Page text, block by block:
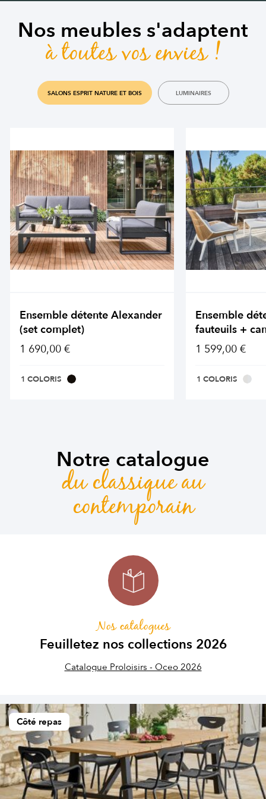
Nos meubles s'adaptent
à toutes vos envies !
SALONS ESPRIT NATURE ET BOIS LUMINAIRES
Ensemble détente Alexander
(set complet)
1 690,00 €
1 COLORIS
Ensemble
fauteuils +
1 599,00 €
1 COLORIS
Notre catalogue
du classique au
contemporain
Nos catalogues
Feuilletez nos collections 2026
Catalogue Proloisirs - Oceo 2026
Côté repas